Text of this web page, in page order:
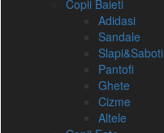
Copii Baieti
Adidasi
Sandale
Slapi&Saboti
Pantofi
Ghete
Cizme
Altele